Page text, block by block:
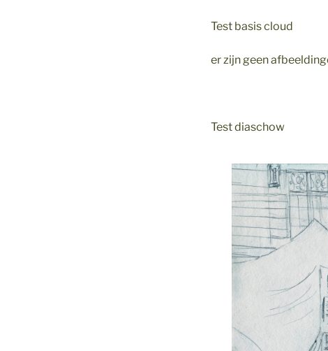
Test basis cloud
er zijn geen
Test diaschow